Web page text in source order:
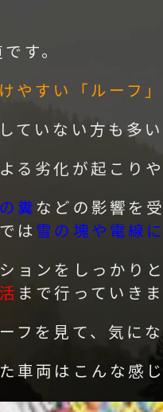
す。
やすい「ルーフ
ていない方も多
る劣化が起こりや
糞 などの影響を
は雪の塊や電線
ョンをしっかり
まで行っていきま
フを見て、気に
車両はこんな感